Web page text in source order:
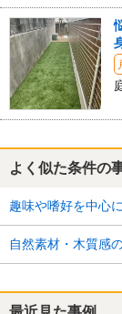
よく似た条件の
趣味や嗜好を中心
自然素材・木質感